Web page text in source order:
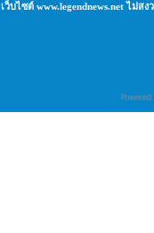
เว็บไซต์ www.legendnews.net ไม่